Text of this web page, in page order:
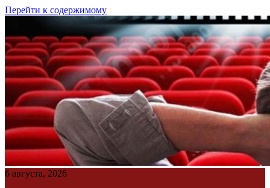
Перейти к содержимому
6 августа, 2026